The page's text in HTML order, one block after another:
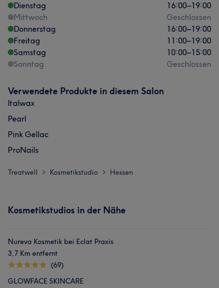
Dienstag
16:00–19:00
Mittwoch
Geschlossen
Donnerstag
16:00–19:00
Freitag
11:00–19:00
Samstag
10:00–15:00
Sonntag
Geschlossen
Verwendete Produkte in diesem Salon
Italwax
Pearl
Pink Gellac
ProNails
Treatwell > Kosmetikstudio > Hessen
Kosmetikstudios in der Nähe
Nureva Kosmetik bei Eclat Praxis
3,7 Km entfernt
(69)
GLOWFACE SKINCARE